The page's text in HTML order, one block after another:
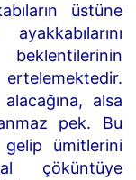
üstüne
alsa
pek. Bu
ümitlerini
çöküntüye